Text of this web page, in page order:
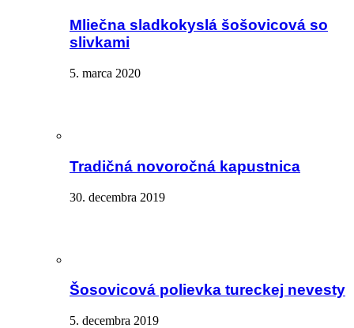
Mliečna sladkokyslá šošovicová so
slivkami
5. marca 2020
Tradičná novoročná kapustnica
30. decembra 2019
Šosovicová polievka tureckej nevesty
5. decembra 2019